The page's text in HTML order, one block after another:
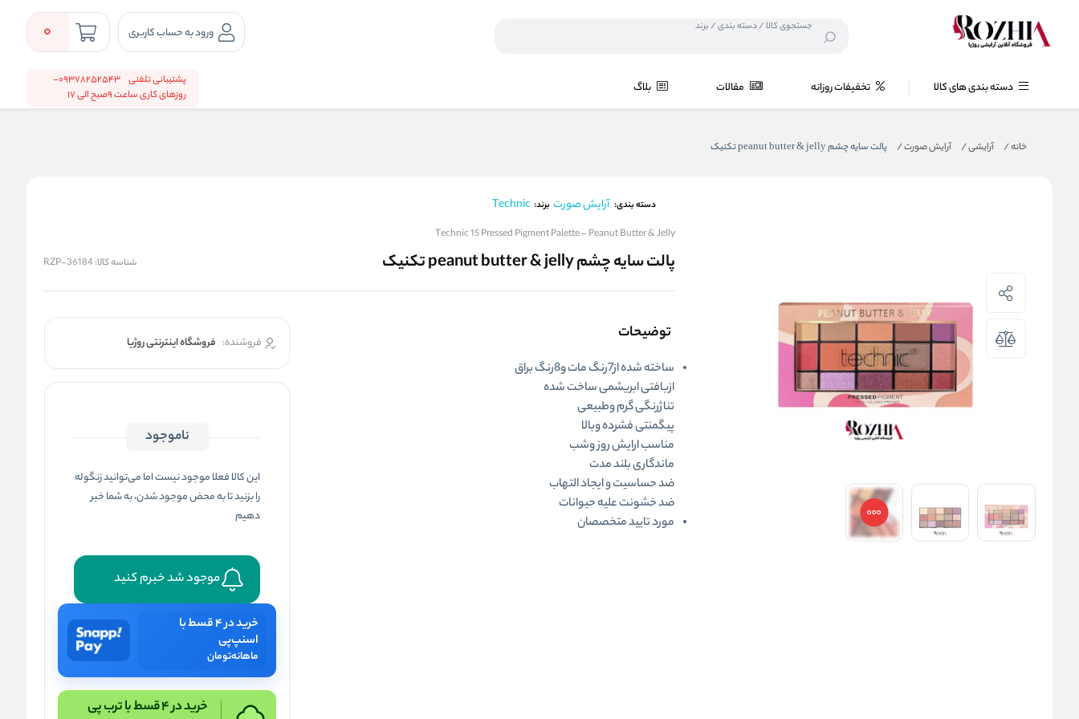
ورود به حساب کاربری 0
دسته بندی های کالا تخفیفات روزانه مقالات بلاگ پشتیبانی تلفنی
09378252543-
روزهای کاری ساعت 9صبح الی 17
خانه/ آرایشی/ آرایش صورت/ پالت سایه چشم peanut butter & jelly تکنیک
دسته بندی: آرایش صورت برند: Technic
Technic 15 Pressed Pigment Palette - Peanut Butter & Jelly
پالت سایه چشم peanut butter & jelly تکنیک شناسه کالا:RZP-36184
توضیحات
ساخته شده از7رنگ مات و8رنگ براق
ازبافتی ابریشمی ساخت شده
تناژرنگی گرم وطبیعی
پیگمنتی فشرده وبالا
مناسب ارایش روز وشب
ماندگاری بلند مدت
ضد حساسیت و ایجاد التهاب
ضد خشونت علیه حیوانات
مورد تایید متخصصان
فروشنده: فروشگاه اینترنتی روژیا
ناموجود
این کالا فعلا موجود نیست اما می‌توانید زنگوله
را بزنید تا به محض موجود شدن، به شما خبر
دهیم
موجود شد خبرم کنید
خرید در ۴ قسط با
اسنپ‌پی
ماهانهتومان
خرید در 4 قسط با ترب پی